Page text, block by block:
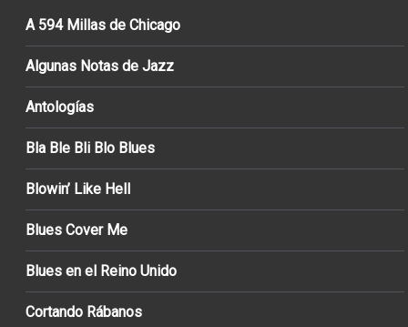
A 594 Millas de Chicago
Algunas Notas de Jazz
Antologías
Bla Ble Bli Blo Blues
Blowin’ Like Hell
Blues Cover Me
Blues en el Reino Unido
Cortando Rábanos